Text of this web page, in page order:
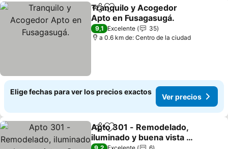
Compartir
Agregar a favoritos
Tranquilo y Acogedor
Apto en Fusagasugá.
Ver precios
9,1 Excelente
35
a 0.6 km de: Centro de la ciudad
Elige fechas para ver los precios exactos
Ver precios
CompartirAgregar a favoritos
Apto 301 - Remodelado,
iluminado y buena vista -